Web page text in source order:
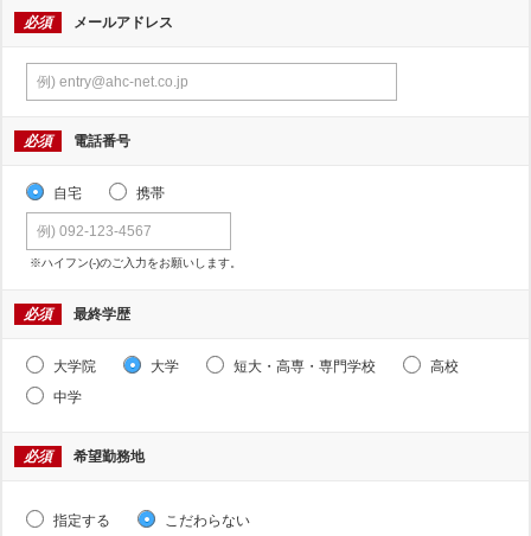
必須 メールアドレス
必須 電話番号
自宅 携帯
※ハイフン(-)のご入力をお願いします。
必須 最終学歴
大学院 大学 短大・高専・専門学校
高校
中学
必須 希望勤務地
指定する こだわらない